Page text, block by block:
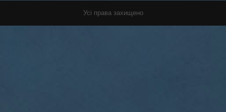
Усі права захищено